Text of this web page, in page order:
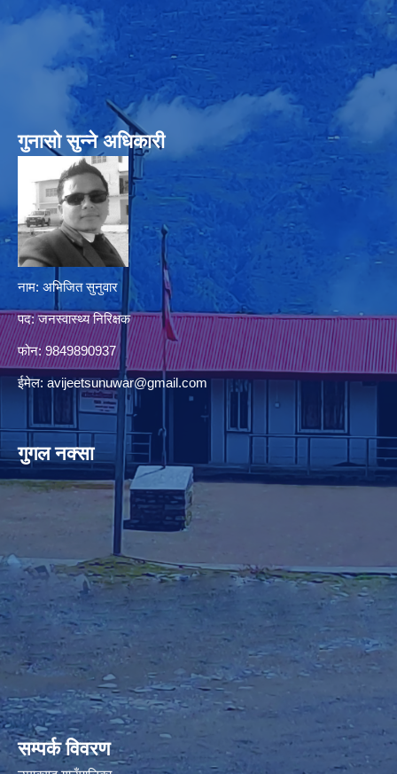
गुनासो सुन्‍ने अधिकारी
नाम: अभिजित सुनुवार
पद: जनस्वास्थ्य निरिक्षक
फोन: 9849890937
ईमेल: avijeetsunuwar@gmail.com
गुगल नक्सा
premium bootstrap themes
सम्पर्क विवरण